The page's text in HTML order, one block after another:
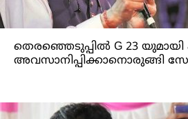
തെരഞ്ഞെടുപ്പിൽ G 23 യുമായി
അവസാനിപ്പിക്കാനൊരുങ്ങി